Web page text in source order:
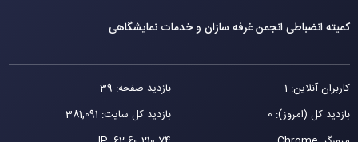
کمیته انضباطی انجمن غرفه سازان و خدمات نمایشگاهی
کاربران آنلاین: 1
بازدید صفحه: 39
بازدید کل (امروز): 0
بازدید کل سایت: 381,091